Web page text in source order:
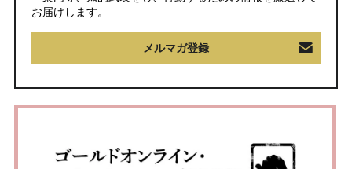
お届けします。
メルマガ登録